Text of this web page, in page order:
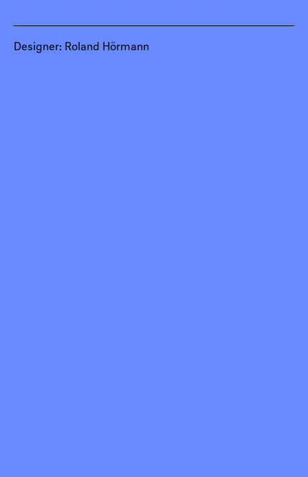
Designer: Roland Hörmann